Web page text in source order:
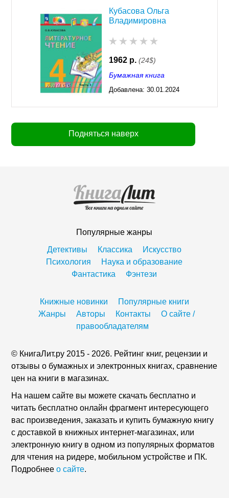
Кубасова Ольга
Владимировна
1962 р. (24$)
Бумажная книга
Добавлена: 30.01.2024
Подняться наверх
Популярные жанры
Детективы
Классика
Искусство
Психология
Наука и образование
Фантастика
Фэнтези
Книжные новинки
Популярные книги
Жанры
Авторы Контакты
О сайте /
правообладателям
© КнигаЛит.ру 2015 - 2026. Рейтинг книг, рецензии и
отзывы о бумажных и электронных книгах, сравнение
цен на книги в магазинах.
На нашем сайте вы можете скачать бесплатно и
читать бесплатно онлайн фрагмент интересующего
вас произведения, заказать и купить бумажную книгу
с доставкой в книжных интернет-магазинах, или
электронную книгу в одном из популярных форматов
для чтения на ридере, мобильном устройстве и ПК.
Подробнеео сайте.